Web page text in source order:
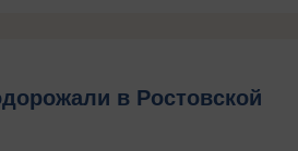
в Ростовской